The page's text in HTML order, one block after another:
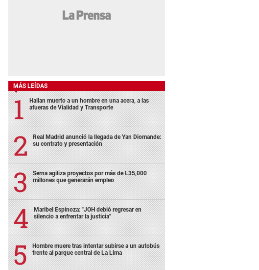
MÁS LEÍDAS
Hallan muerto a un hombre en una acera, a las
afueras de Vialidad y Transporte
Real Madrid anunció la llegada de Yan Diomande:
su contrato y presentación
Serna agiliza proyectos por más de L35,000
millones que generarán empleo
Maribel Espinoza: "JOH debió regresar en
silencio a enfrentar la justicia"
Hombre muere tras intentar subirse a un autobús
frente al parque central de La Lima